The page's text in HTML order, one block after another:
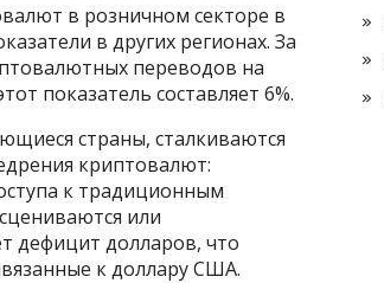
в розничном секторе в
в других регионах. За
переводов на
показатель составляет 6%.
страны, сталкиваются
криптовалют:
к традиционным
или
дефицит долларов, что
к доллару США.